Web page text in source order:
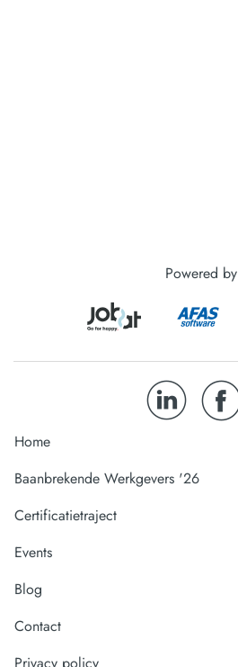
Powered by
Home
Baanbrekende Werkgevers '26
Certificatietraject
Events
Blog
Contact